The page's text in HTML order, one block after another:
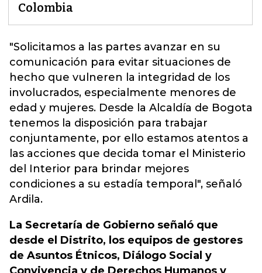
Colombia
"Solicitamos a las partes avanzar en su
comunicación para evitar situaciones de
hecho que vulneren la integridad de los
involucrados, especialmente menores de
edad y mujeres. Desde la Alcaldía de Bogota
tenemos la disposición para trabajar
conjuntamente, por ello estamos atentos a
las acciones que decida tomar el Ministerio
del Interior para brindar mejores
condiciones a su estadía temporal", señaló
Ardila.
La Secretaría de Gobierno señaló que
desde el Distrito, los equipos de gestores
de Asuntos Étnicos, Diálogo Social y